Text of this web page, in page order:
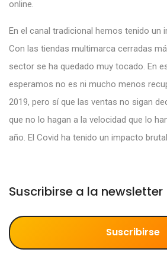
online.
En el canal tradicional hemos tenido un
Con las tiendas multimarca cerradas
sector se ha quedado muy tocado. En
esperamos no es ni mucho menos
2019, pero sí que las ventas no sigan
que no lo hagan a la velocidad que lo
año. El Covid ha tenido un impacto
Suscribirse a la newsletter
Suscribirse